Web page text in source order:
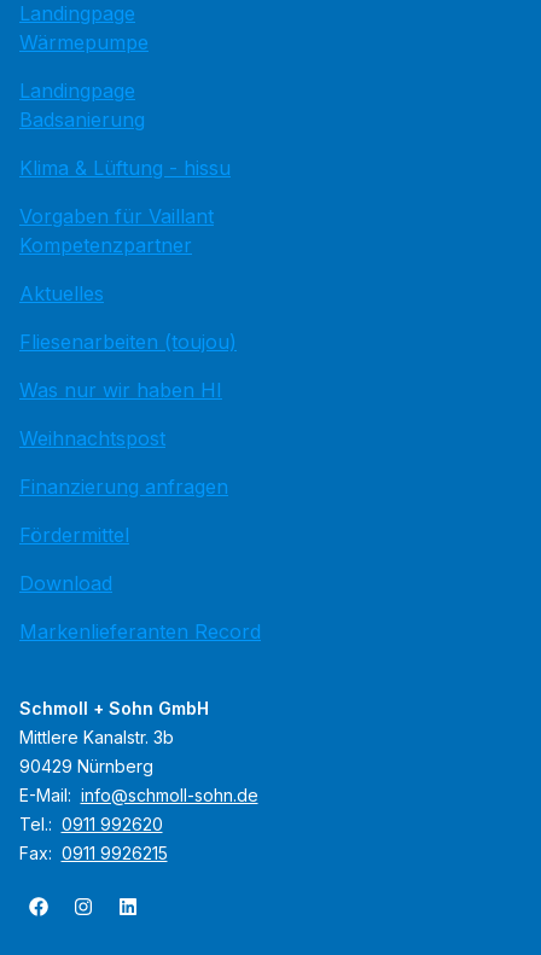
Landingpage
Wärmepumpe
Landingpage
Badsanierung
Klima & Lüftung - hissu
Vorgaben für Vaillant
Kompetenzpartner
Aktuelles
Fliesenarbeiten (toujou)
Was nur wir haben HI
Weihnachtspost
Finanzierung anfragen
Fördermittel
Download
Markenlieferanten Record
Schmoll + Sohn GmbH
Mittlere Kanalstr. 3b
90429 Nürnberg
E-Mail: info@schmoll-sohn.de
Tel.: 0911 992620
Fax: 0911 9926215